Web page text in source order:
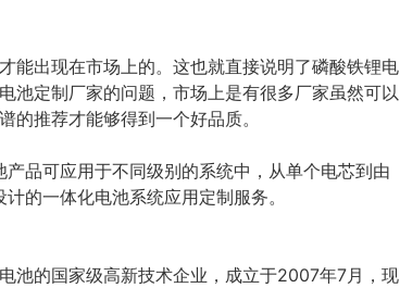
能出现在市场上的。这也就直接说明了磷酸铁锂电
池定制厂家的问题，市场上是有很多厂家虽然可以
推荐才能够得到一个好品质。
品可应用于不同级别的系统中，从单个电芯到由
的一体化电池系统应用定制服务。
池的国家级高新技术企业，成立于2007年7月，现